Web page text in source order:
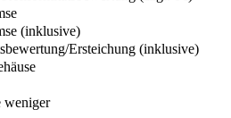
(inklusive)
Ersteichung (inklusive)
weniger